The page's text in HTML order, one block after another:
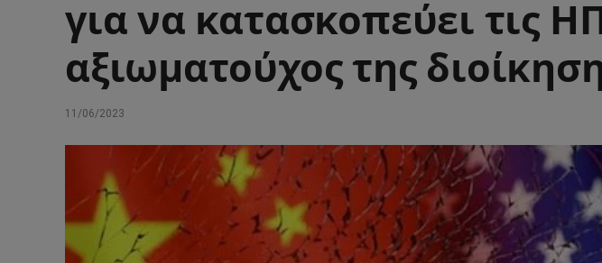
για να κατασκοπεύει τις
αξιωματούχος της
11/06/2023